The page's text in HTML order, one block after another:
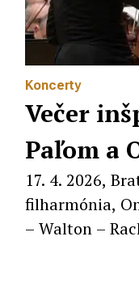
Koncerty
Večer
Paľom a
17. 4. 2026,
filharmónia,
– Walton –